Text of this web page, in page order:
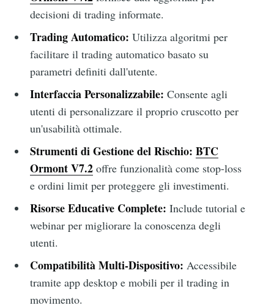
decisioni di trading informate.
Trading Automatico: Utilizza algoritmi per
facilitare il trading automatico basato su
parametri definiti dall'utente.
Interfaccia Personalizzabile: Consente agli
utenti di personalizzare il proprio cruscotto per
un'usabilità ottimale.
Strumenti di Gestione del Rischio: BTC
Ormont V7.2offre funzionalità come stop-loss
e ordini limit per proteggere gli investimenti.
Risorse Educative Complete: Include tutorial e
webinar per migliorare la conoscenza degli
utenti.
Compatibilità Multi-Dispositivo: Accessibile
tramite app desktop e mobili per il trading in
movimento.